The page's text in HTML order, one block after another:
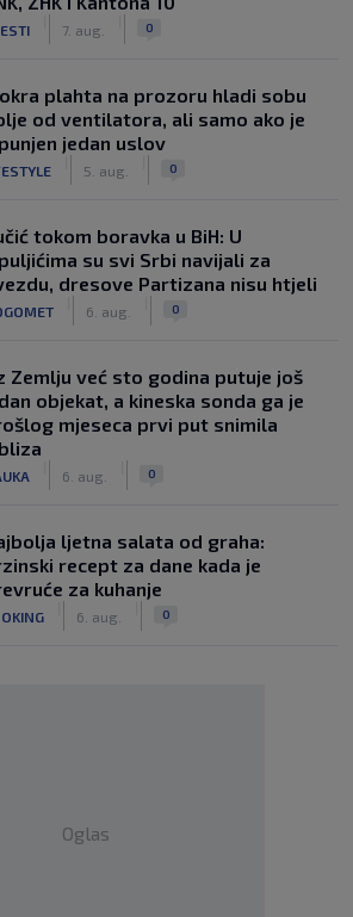
7. aug. 0
plahta na prozoru hladi sobu
od ventilatora, ali samo ako je
jedan uslov
5. aug. 0
tokom boravka u BiH: U
su svi Srbi navijali za
dresove Partizana nisu htjeli
6. aug. 0
Zemlju već sto godina putuje još
objekat, a kineska sonda ga je
mjeseca prvi put snimila
6. aug. 0
ljetna salata od graha:
recept za dane kada je
za kuhanje
6. aug. 0
Oglas